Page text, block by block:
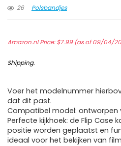
26
Polsbandjes
Amazon.nl Price:$7.99(as of 09/04/
Shipping.
Voer het modelnummer
dat dit past.
Compatibel model: ontworpen
Perfecte kijkhoek: de Flip Case
positie worden geplaatst en
ideaal voor het bekijken van